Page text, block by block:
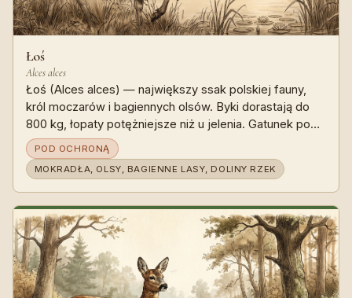
Łoś
Alces alces
Łoś (Alces alces) — największy ssak polskiej fauny,
król moczarów i bagiennych olsów. Byki dorastają do
800 kg, łopaty potężniejsze niż u jelenia. Gatunek pod
moratorium ochronnym od 2001 roku — w Polsce nie
podlega odstrzałowi. Symbol Biebrzy, Polesia,
Kampinosu i wschodniej Polski.
POD OCHRONĄ
MOKRADŁA, OLSY, BAGIENNE LASY, DOLINY RZEK